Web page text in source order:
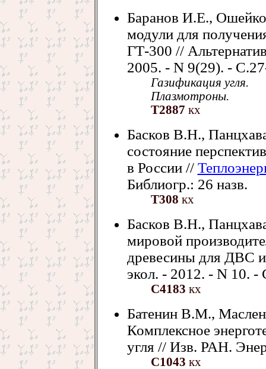
Баранов И.Е.,
модули для
ГТ-300 //
2005. - N 9(29). -
Газификация угля.
Плазмотроны.
Т2887 кх
Басков В.Н.,
состояние
в России //
Библиогр.: 26 назв.
Т308 кх
Басков В.Н.,
мировой
древесины для ДВС
экол. - 2012. - N 10. -
С4183 кх
Батенин В.М.,
Комплексное
угля // Изв. РАН.
С1043 кх